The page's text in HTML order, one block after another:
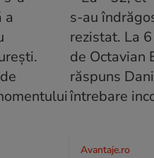
Avantaje.ro